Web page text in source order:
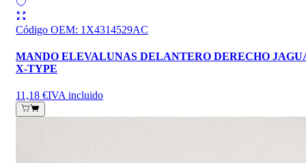
Código OEM: 1X4314529AC
MANDO ELEVALUNAS DELANTERO DERECHO
X-TYPE
11,18 €IVA incluido